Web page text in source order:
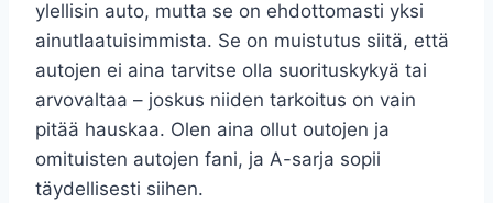
ylellisin auto, mutta se on ehdottomasti yksi
ainutlaatuisimmista. Se on muistutus siitä, että
autojen ei aina tarvitse olla suorituskykyä tai
arvovaltaa – joskus niiden tarkoitus on vain
pitää hauskaa. Olen aina ollut outojen ja
omituisten autojen fani, ja A-sarja sopii
täydellisesti siihen.